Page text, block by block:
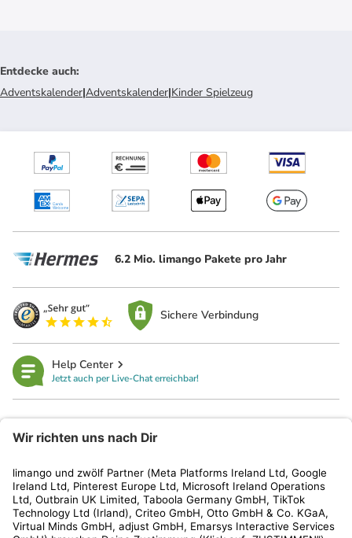
Entdecke auch:
Adventskalender|Adventskalender|Kinder Spielzeug
6.2 Mio. limango Pakete pro Jahr
Sichere Verbindung
Help Center
Jetzt auch per Live-Chat erreichbar!
Kundenservice
Shop